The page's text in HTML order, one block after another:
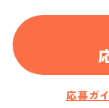
応募ガ